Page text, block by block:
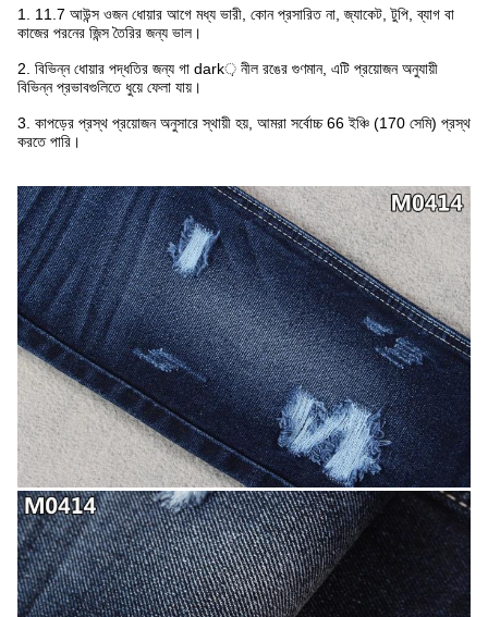
1. 11.7 আউন্স ওজন ধোয়ার আগে মধ্য ভারী, কোন প্রসারিত না, জ্যাকেট, টুপি, ব্যাগ বা
কাজের পরনের জিন্স তৈরির জন্য ভাল।
2. বিভিন্ন ধোয়ার পদ্ধতির জন্য গা dark় নীল রঙের গুণমান, এটি প্রয়োজন অনুযায়ী
বিভিন্ন প্রভাবগুলিতে ধুয়ে ফেলা যায়।
3. কাপড়ের প্রস্থ প্রয়োজন অনুসারে স্থায়ী হয়, আমরা সর্বোচ্চ 66 ইঞ্চি (170 সেমি) প্রস্থ
করতে পারি।